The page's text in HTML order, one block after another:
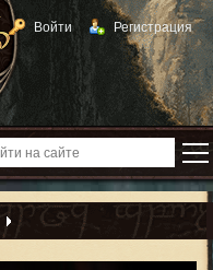
Войти Регистрация